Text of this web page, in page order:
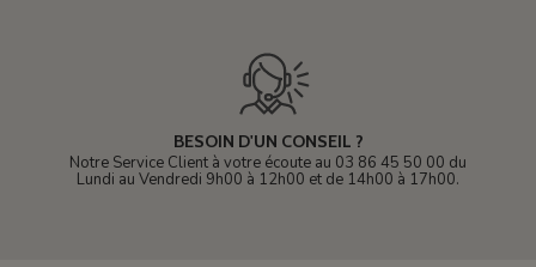
BESOIN D'UN CONSEIL ?
Notre Service Client à votre écoute au 03 86 45 50 00 du
Lundi au Vendredi 9h00 à 12h00 et de 14h00 à 17h00.